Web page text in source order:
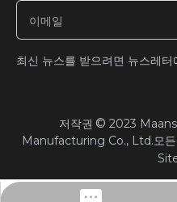
최신 뉴스를 받으려면 뉴스레터
​저작권 © 2023
Manufacturing Co., Ltd.모든